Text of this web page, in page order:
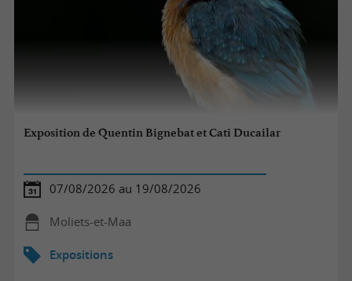
Exposition de Quentin Bignebat et Cati Ducailar
07/08/2026 au 19/08/2026
Moliets-et-Maa
Expositions